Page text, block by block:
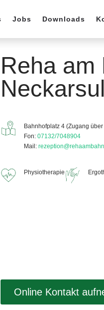
Jobs Downloads
Reha am
Bahnhofplatz 4 (Zugang
Fon:07132/7048904
Mail:
Physiotherapie
Online Kontakt